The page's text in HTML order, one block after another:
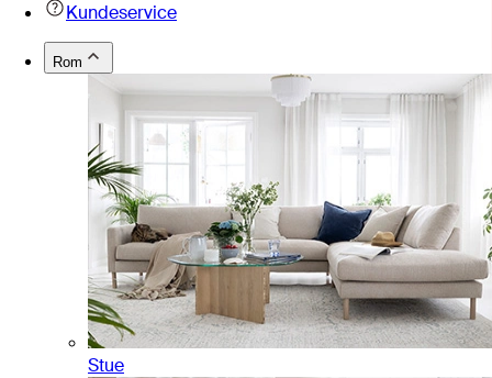
Kundeservice
Rom
Stue